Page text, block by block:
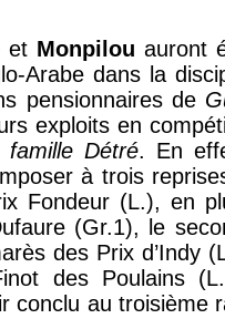
et Monpilou auront
Arabe dans la
pensionnaires de
exploits en
famille Détré. En
à trois
Fondeur (L.), en
(Gr.1), le
des Prix d’Indy
des Poulains
conclu au troisième